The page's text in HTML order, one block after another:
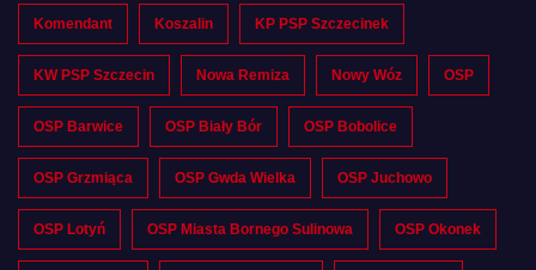
Komendant Koszalin KP PSP Szczecinek
KW PSP Szczecin Nowa Remiza Nowy Wóz OSP
OSP Barwice OSP Biały Bór OSP Bobolice
OSP Grzmiąca OSP Gwda Wielka OSP Juchowo
OSP Lotyń OSP Miasta Bornego Sulinowa OSP Okonek